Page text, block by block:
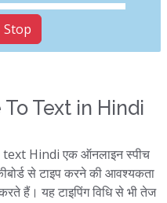
Stop
Text in Hindi
Hindi एक ऑनलाइन स्पीच
से टाइप करने की आवश्यकता
हैं। यह टाइपिंग विधि से भी तेज